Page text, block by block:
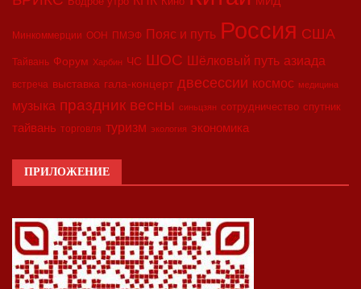
Минкоммерции ООН ПМЭФ Пояс и путь Россия США
Тайвань Форум Харбин ЧС ШОС Шёлковый путь азиада
встреча выставка гала-концерт двесессии космос медицина
музыка праздник весны синьцзян сотрудничество спутник
тайвань торговля туризм экология экономика
ПРИЛОЖЕНИЕ